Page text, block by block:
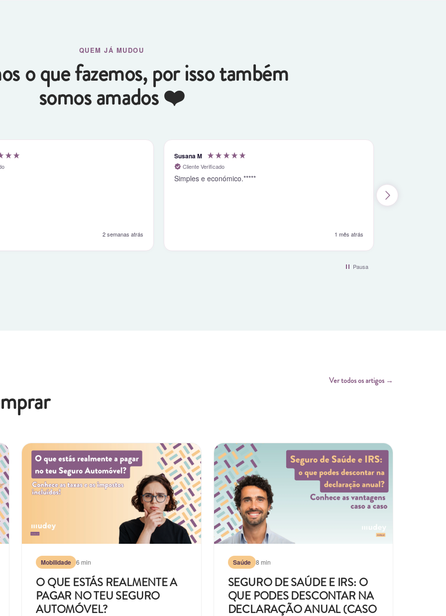
QUEM JÁ MUDOU
o que fazemos, por isso também
somos amados ❤️
2 semanas atrás
Susana M
Cliente Verificado
Simples e económico.*****
1 mês atrás
Pausa
Ver todos os artigos →
Mobilidade 6 min
O QUE ESTÁS REALMENTE A
PAGAR NO TEU SEGURO
AUTOMÓVEL?
Saúde 8 min
SEGURO DE SAÚDE E IRS: O
QUE PODES DESCONTAR NA
DECLARAÇÃO ANUAL (CASO